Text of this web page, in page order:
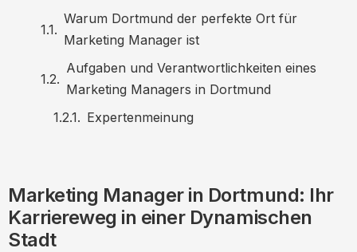
Warum Dortmund der perfekte Ort für
Marketing Manager ist
Aufgaben und Verantwortlichkeiten eines
Marketing Managers in Dortmund
Expertenmeinung
Statistik
Wie Sie sich in Dortmund als Marketing
Marketing Manager in Dortmund: Ihr
Karriereweg in einer Dynamischen
Stadt